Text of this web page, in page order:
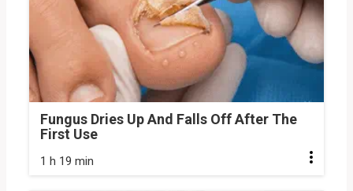
Fungus Dries Up And Falls Off After The
First Use
1 h 19 min